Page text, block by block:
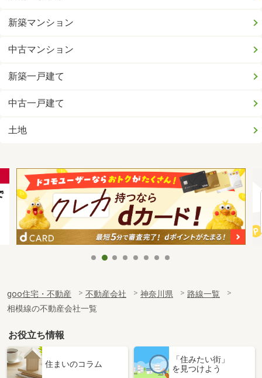
新築マンション
中古マンション
新築一戸建て
中古一戸建て
土地
goo住宅・不動産 不動産会社 神奈川県
路線一覧
相模線の不動産会社一覧
お役立ち情報
住まいのコラム
「住みたい街」
を見つけよう